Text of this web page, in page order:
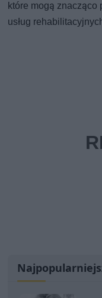
które mogą znacząco
usług